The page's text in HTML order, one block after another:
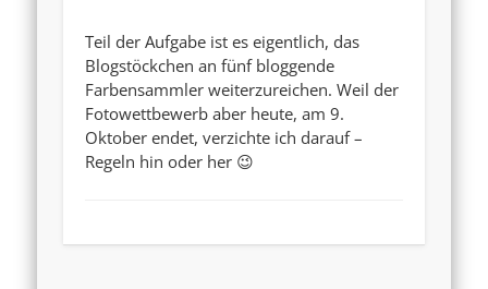
Teil der Aufgabe ist es eigentlich, das
Blogstöckchen an fünf bloggende
Farbensammler weiterzureichen. Weil der
Fotowettbewerb aber heute, am 9.
Oktober endet, verzichte ich darauf –
Regeln hin oder her 😉